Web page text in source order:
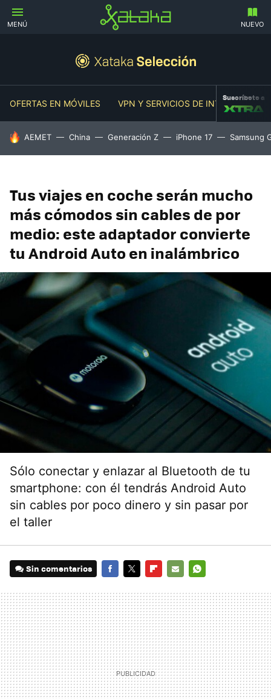
MENÚ NUEVO
OFERTAS EN MÓVILES VPN Y SERVICIOS DE INTERNET
Suscríbete a
HOY SE HABLA DE
AEMET China Generación Z iPhone 17 Samsung
Tus viajes en coche serán mucho
más cómodos sin cables de por
medio: este adaptador convierte
tu Android Auto en inalámbrico
Sólo conectar y enlazar al Bluetooth de tu
smartphone: con él tendrás Android Auto
sin cables por poco dinero y sin pasar por
el taller
Sin comentarios
MAIL